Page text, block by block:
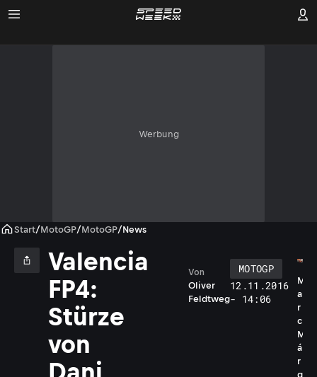
Werbung
Start/MotoGP/MotoGP/News
Valencia
FP4:
Stürze
von
Oliver
Feldtweg
Von
MOTOGP
12.11.2016
- 14:06
M
a
r
c
M
á
r
q